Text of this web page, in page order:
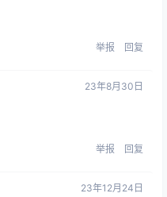
举报 回复
23年8月30日
举报 回复
23年12月24日